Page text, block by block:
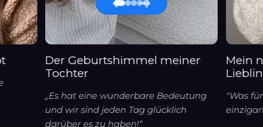
Der Geburtshimmel meiner
Tochter
„Es hat eine wunderbare Bedeutung
und wir sind jeden Tag glücklich
darüber es zu haben!“
Mein
"Was